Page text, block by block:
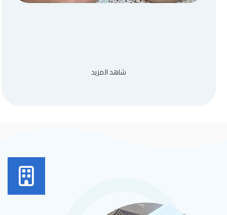
شاهد المزيد